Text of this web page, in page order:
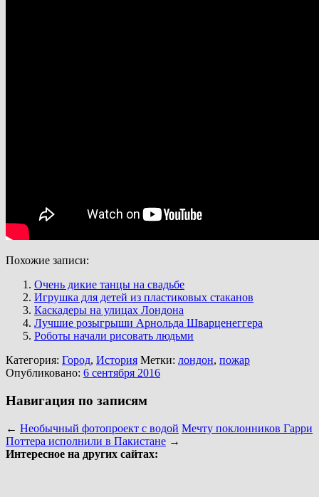
Похожие записи:
Очень дикие танцы на свадьбе
Игрушка для детей из пластиковых стаканов
Каскадеры на улицах Лондона
Лучшие розыгрыши Арнольда Шварценеггера
Роботы начали рисовать людьми
Категория: Город, История Метки: лондон, пожар
Опубликовано: 6 сентября 2016
Навигация по записям
← Необычный фотопроект с водой Мечту поклонников Гарри
Поттера исполнили в Пакистане →
Интересное на других сайтах: